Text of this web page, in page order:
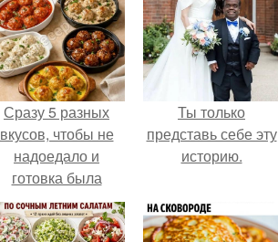
Сразу 5 разных
вкусов, чтобы не
надоедало и
готовка была
проще.
Ты только
представь себе эту
историю.